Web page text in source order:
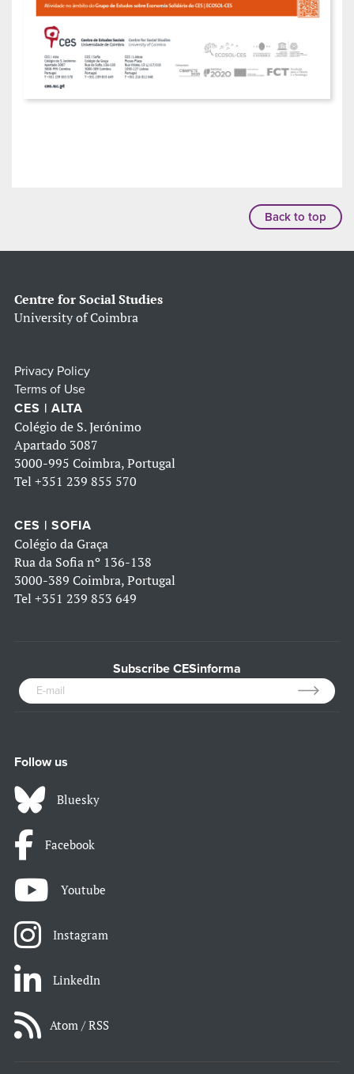
Back to top
Centre for Social Studies
University of Coimbra
Privacy Policy
Terms of Use
CES | ALTA
Colégio de S. Jerónimo
Apartado 3087
3000-995 Coimbra, Portugal
Tel +351 239 855 570
CES | SOFIA
Colégio da Graça
Rua da Sofia nº 136-138
3000-389 Coimbra, Portugal
Tel +351 239 853 649
Subscribe CESinforma
Follow us
Bluesky
Facebook
Youtube
Instagram
LinkedIn
Atom / RSS